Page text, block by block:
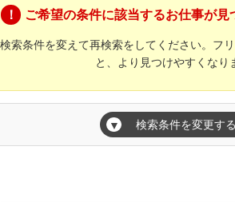
ご希望の条件に該当するお仕事が見
検索条件を変えて再検索をしてください。フ
と、より見つけやすくなり
▼ 検索条件を変更する